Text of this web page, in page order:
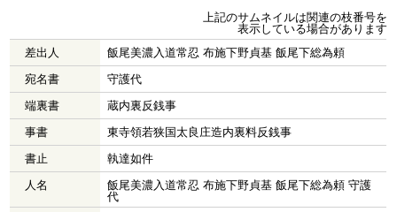
上記のサムネイルは関連の枝番号を
表示している場合があります
差出人
飯尾美濃入道常忍 布施下野貞基 飯尾下総為頼
宛名書
守護代
端裏書
蔵内裏反銭事
事書
東寺領若狭国太良庄造内裏料反銭事
書止
執達如件
人名
飯尾美濃入道常忍 布施下野貞基 飯尾下総為頼 守護
代